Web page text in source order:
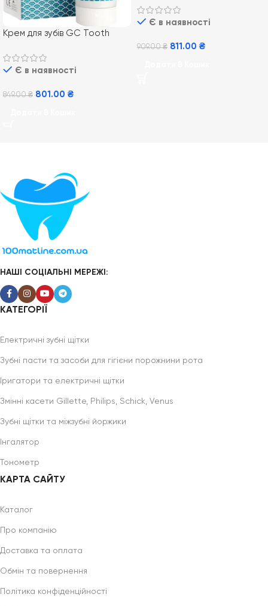
Крем для зубiв GC Tooth
Є в наявності
849.00₴ 801.00 ₴
Є в наявності
909.00₴ 811.00 ₴
НАШІ СОЦІАЛЬНІ МЕРЕЖІ:
КАТЕГОРІЇ
Електричні зубні щітки
Зубні пасти та засоби для гігієни порожнини рота
Іригатори та електричні щітки
Змінні касети Gillette, Philips, Schick, Venus
Зубні щітки та міжзубні йоржики
Інгалятор
Тонометр
КАРТА САЙТУ
Каталог
Про компанію
Доставка та оплата
Обмін та повернення
Політика конфіденційності